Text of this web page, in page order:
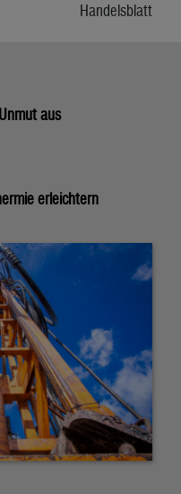
Handelsblatt
aus
erleichtern